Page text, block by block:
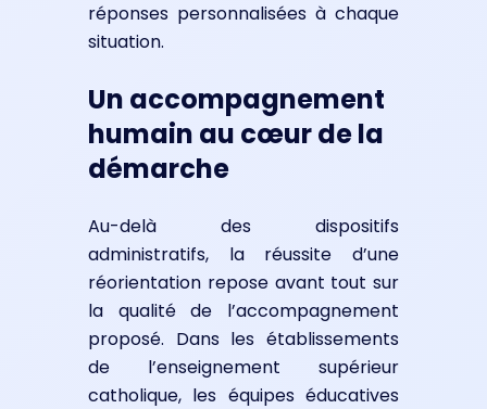
réponses personnalisées à chaque
situation.
Un accompagnement
humain au cœur de la
démarche
Au-delà des dispositifs
administratifs, la réussite d’une
réorientation repose avant tout sur
la qualité de l’accompagnement
proposé. Dans les établissements
de l’enseignement supérieur
catholique, les équipes éducatives